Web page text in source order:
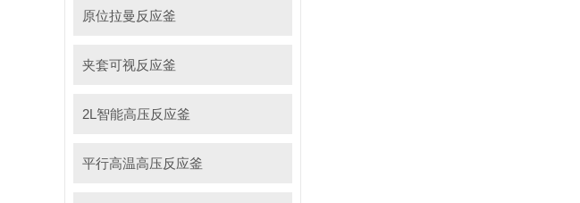
原位拉曼反应釜
夹套可视反应釜
2L智能高压反应釜
平行高温高压反应釜